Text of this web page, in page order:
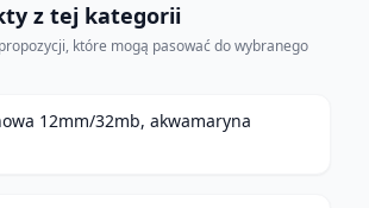
z tej kategorii
które mogą pasować do wybranego
12mm/32mb, akwamaryna